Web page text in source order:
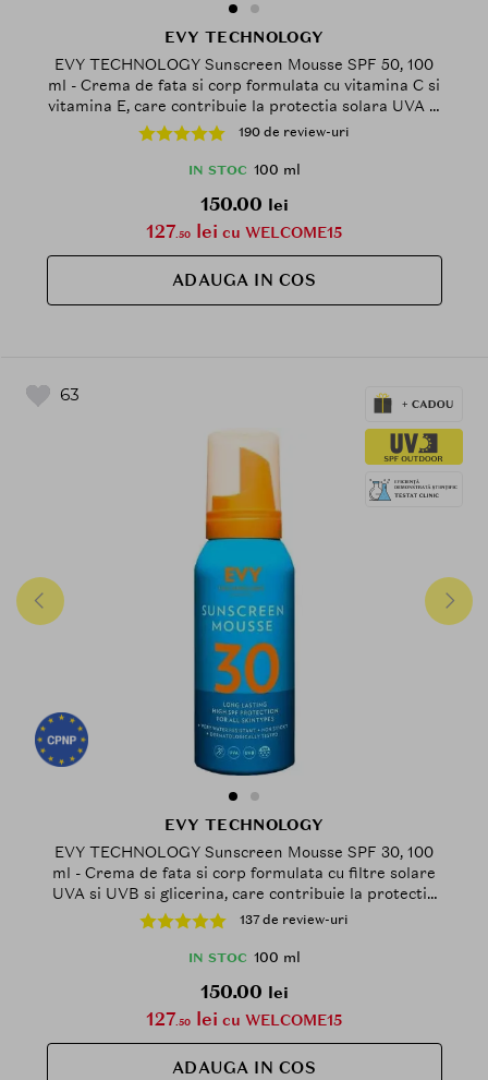
EVY TECHNOLOGY
EVY TECHNOLOGY Sunscreen Mousse SPF 50, 100
ml - Crema de fata si corp formulata cu vitamina C si
vitamina E, care contribuie la protectia solara UVA si
UVB, Outdoor
190 de review-uri
IN STOC 100 ml
150.00 lei
127.50 lei cu WELCOME15
ADAUGA IN COS
63
EVY TECHNOLOGY
EVY TECHNOLOGY Sunscreen Mousse SPF 30, 100
ml - Crema de fata si corp formulata cu filtre solare
UVA si UVB si glicerina, care contribuie la protectia
impotriva razelor UVB si UVA si la mentinerea
hidratarii pielii, Outdoor
137 de review-uri
IN STOC 100 ml
150.00 lei
127.50 lei cu WELCOME15
ADAUGA IN COS